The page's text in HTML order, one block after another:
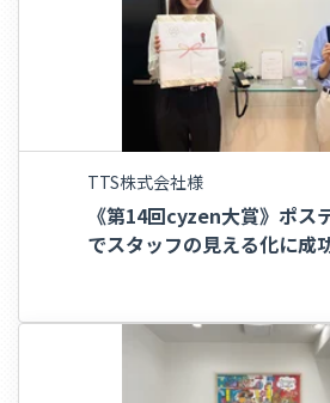
TTS株式会社様
《第14回cyzen大賞》ポス
でスタッフの見える化に成